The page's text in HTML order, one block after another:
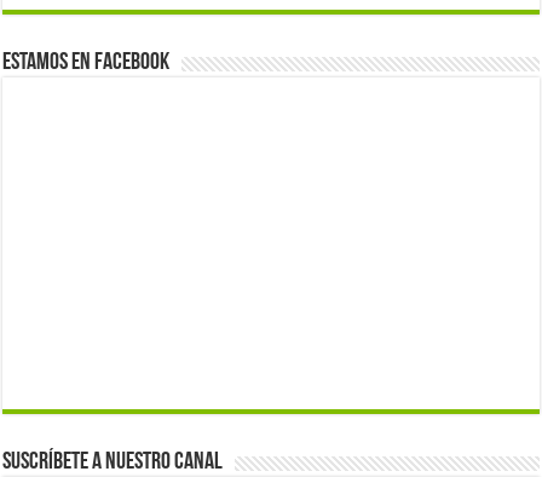
Estamos en Facebook
Suscríbete a nuestro canal